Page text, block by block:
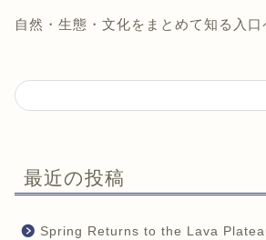
自然・生態・文化をまとめて知る入口
最近の投稿
Spring Returns to the Lava